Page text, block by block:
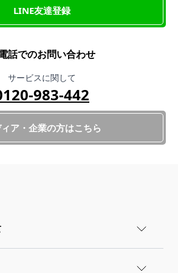
LINE友達登録
話でのお問い合わせ
サービスに関して
983-442
ィア・企業の方はこちら